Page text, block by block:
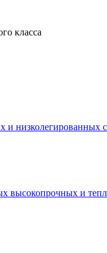
класса
и низколегированных
высокопрочных и